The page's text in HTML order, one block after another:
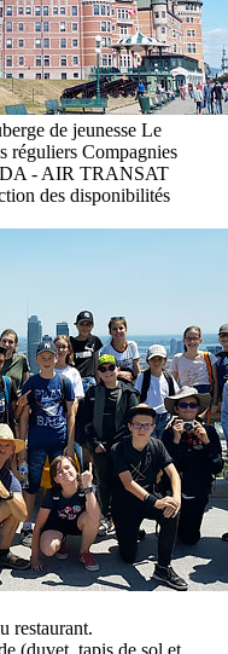
de jeunesse Le
réguliers Compagnies
- AIR TRANSAT
des disponibilités
restaurant.